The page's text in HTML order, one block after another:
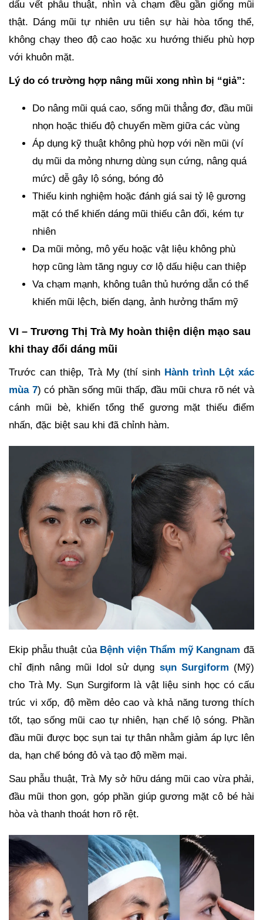
dấu vết phẫu thuật, nhìn và chạm đều gần giống mũi
thật. Dáng mũi tự nhiên ưu tiên sự hài hòa tổng thể,
không chạy theo độ cao hoặc xu hướng thiếu phù hợp
với khuôn mặt.
Lý do có trường hợp nâng mũi xong nhìn bị “giả”:
Do nâng mũi quá cao, sống mũi thẳng đơ, đầu mũi
nhọn hoặc thiếu độ chuyển mềm giữa các vùng
Áp dụng kỹ thuật không phù hợp với nền mũi (ví
dụ mũi da mỏng nhưng dùng sụn cứng, nâng quá
mức) dễ gây lộ sóng, bóng đỏ
Thiếu kinh nghiệm hoặc đánh giá sai tỷ lệ gương
mặt có thể khiến dáng mũi thiếu cân đối, kém tự
nhiên
Da mũi mỏng, mô yếu hoặc vật liệu không phù
hợp cũng làm tăng nguy cơ lộ dấu hiệu can thiệp
Va chạm mạnh, không tuân thủ hướng dẫn có thể
khiến mũi lệch, biến dạng, ảnh hưởng thẩm mỹ
VI – Trương Thị Trà My hoàn thiện diện mạo sau
khi thay đổi dáng mũi
Trước can thiệp, Trà My (thí sinh Hành trình Lột xác
mùa 7) có phần sống mũi thấp, đầu mũi chưa rõ nét và
cánh mũi bè, khiến tổng thể gương mặt thiếu điểm
nhấn, đặc biệt sau khi đã chỉnh hàm.
Ekip phẫu thuật của Bệnh viện Thẩm mỹ Kangnam đã
chỉ định nâng mũi Idol sử dụng sụn Surgiform (Mỹ)
cho Trà My. Sụn Surgiform là vật liệu sinh học có cấu
trúc vi xốp, độ mềm dẻo cao và khả năng tương thích
tốt, tạo sống mũi cao tự nhiên, hạn chế lộ sóng. Phần
đầu mũi được bọc sụn tai tự thân nhằm giảm áp lực lên
da, hạn chế bóng đỏ và tạo độ mềm mại.
Sau phẫu thuật, Trà My sở hữu dáng mũi cao vừa phải,
đầu mũi thon gọn, góp phần giúp gương mặt cô bé hài
hòa và thanh thoát hơn rõ rệt.